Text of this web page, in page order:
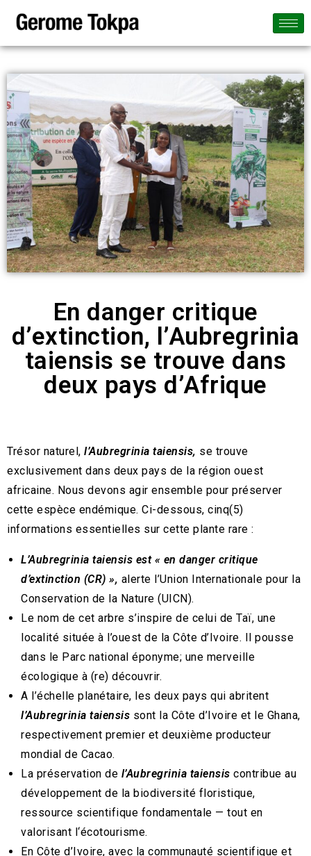
En danger critique
d’extinction, l’Aubregrinia
taiensis se trouve dans
deux pays d’Afrique
Trésor naturel, l’Aubregrinia taiensis, se trouve
exclusivement dans deux pays de la région ouest
africaine. Nous devons agir ensemble pour préserver
cette espèce endémique. Ci-dessous, cinq(5)
informations essentielles sur cette plante rare :
L’Aubregrinia taiensis est « en danger critique
d’extinction (CR) », alerte l’Union Internationale pour la
Conservation de la Nature (UICN).
Le nom de cet arbre s’inspire de celui de Taï, une
localité située à l’ouest de la Côte d’Ivoire. Il pousse
dans le Parc national éponyme; une merveille
écologique à (re) découvrir.
A l’échelle planétaire, les deux pays qui abritent
l’Aubregrinia taiensis sont la Côte d’Ivoire et le Ghana,
respectivement premier et deuxième producteur
mondial de Cacao.
La préservation de l’Aubregrinia taiensis contribue au
développement de la biodiversité floristique,
ressource scientifique fondamentale — tout en
valorisant l‘écotourisme.
En Côte d’Ivoire, avec la communauté scientifique et